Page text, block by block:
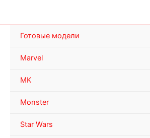
Готовые модели
Marvel
MK
Monster
Star Wars